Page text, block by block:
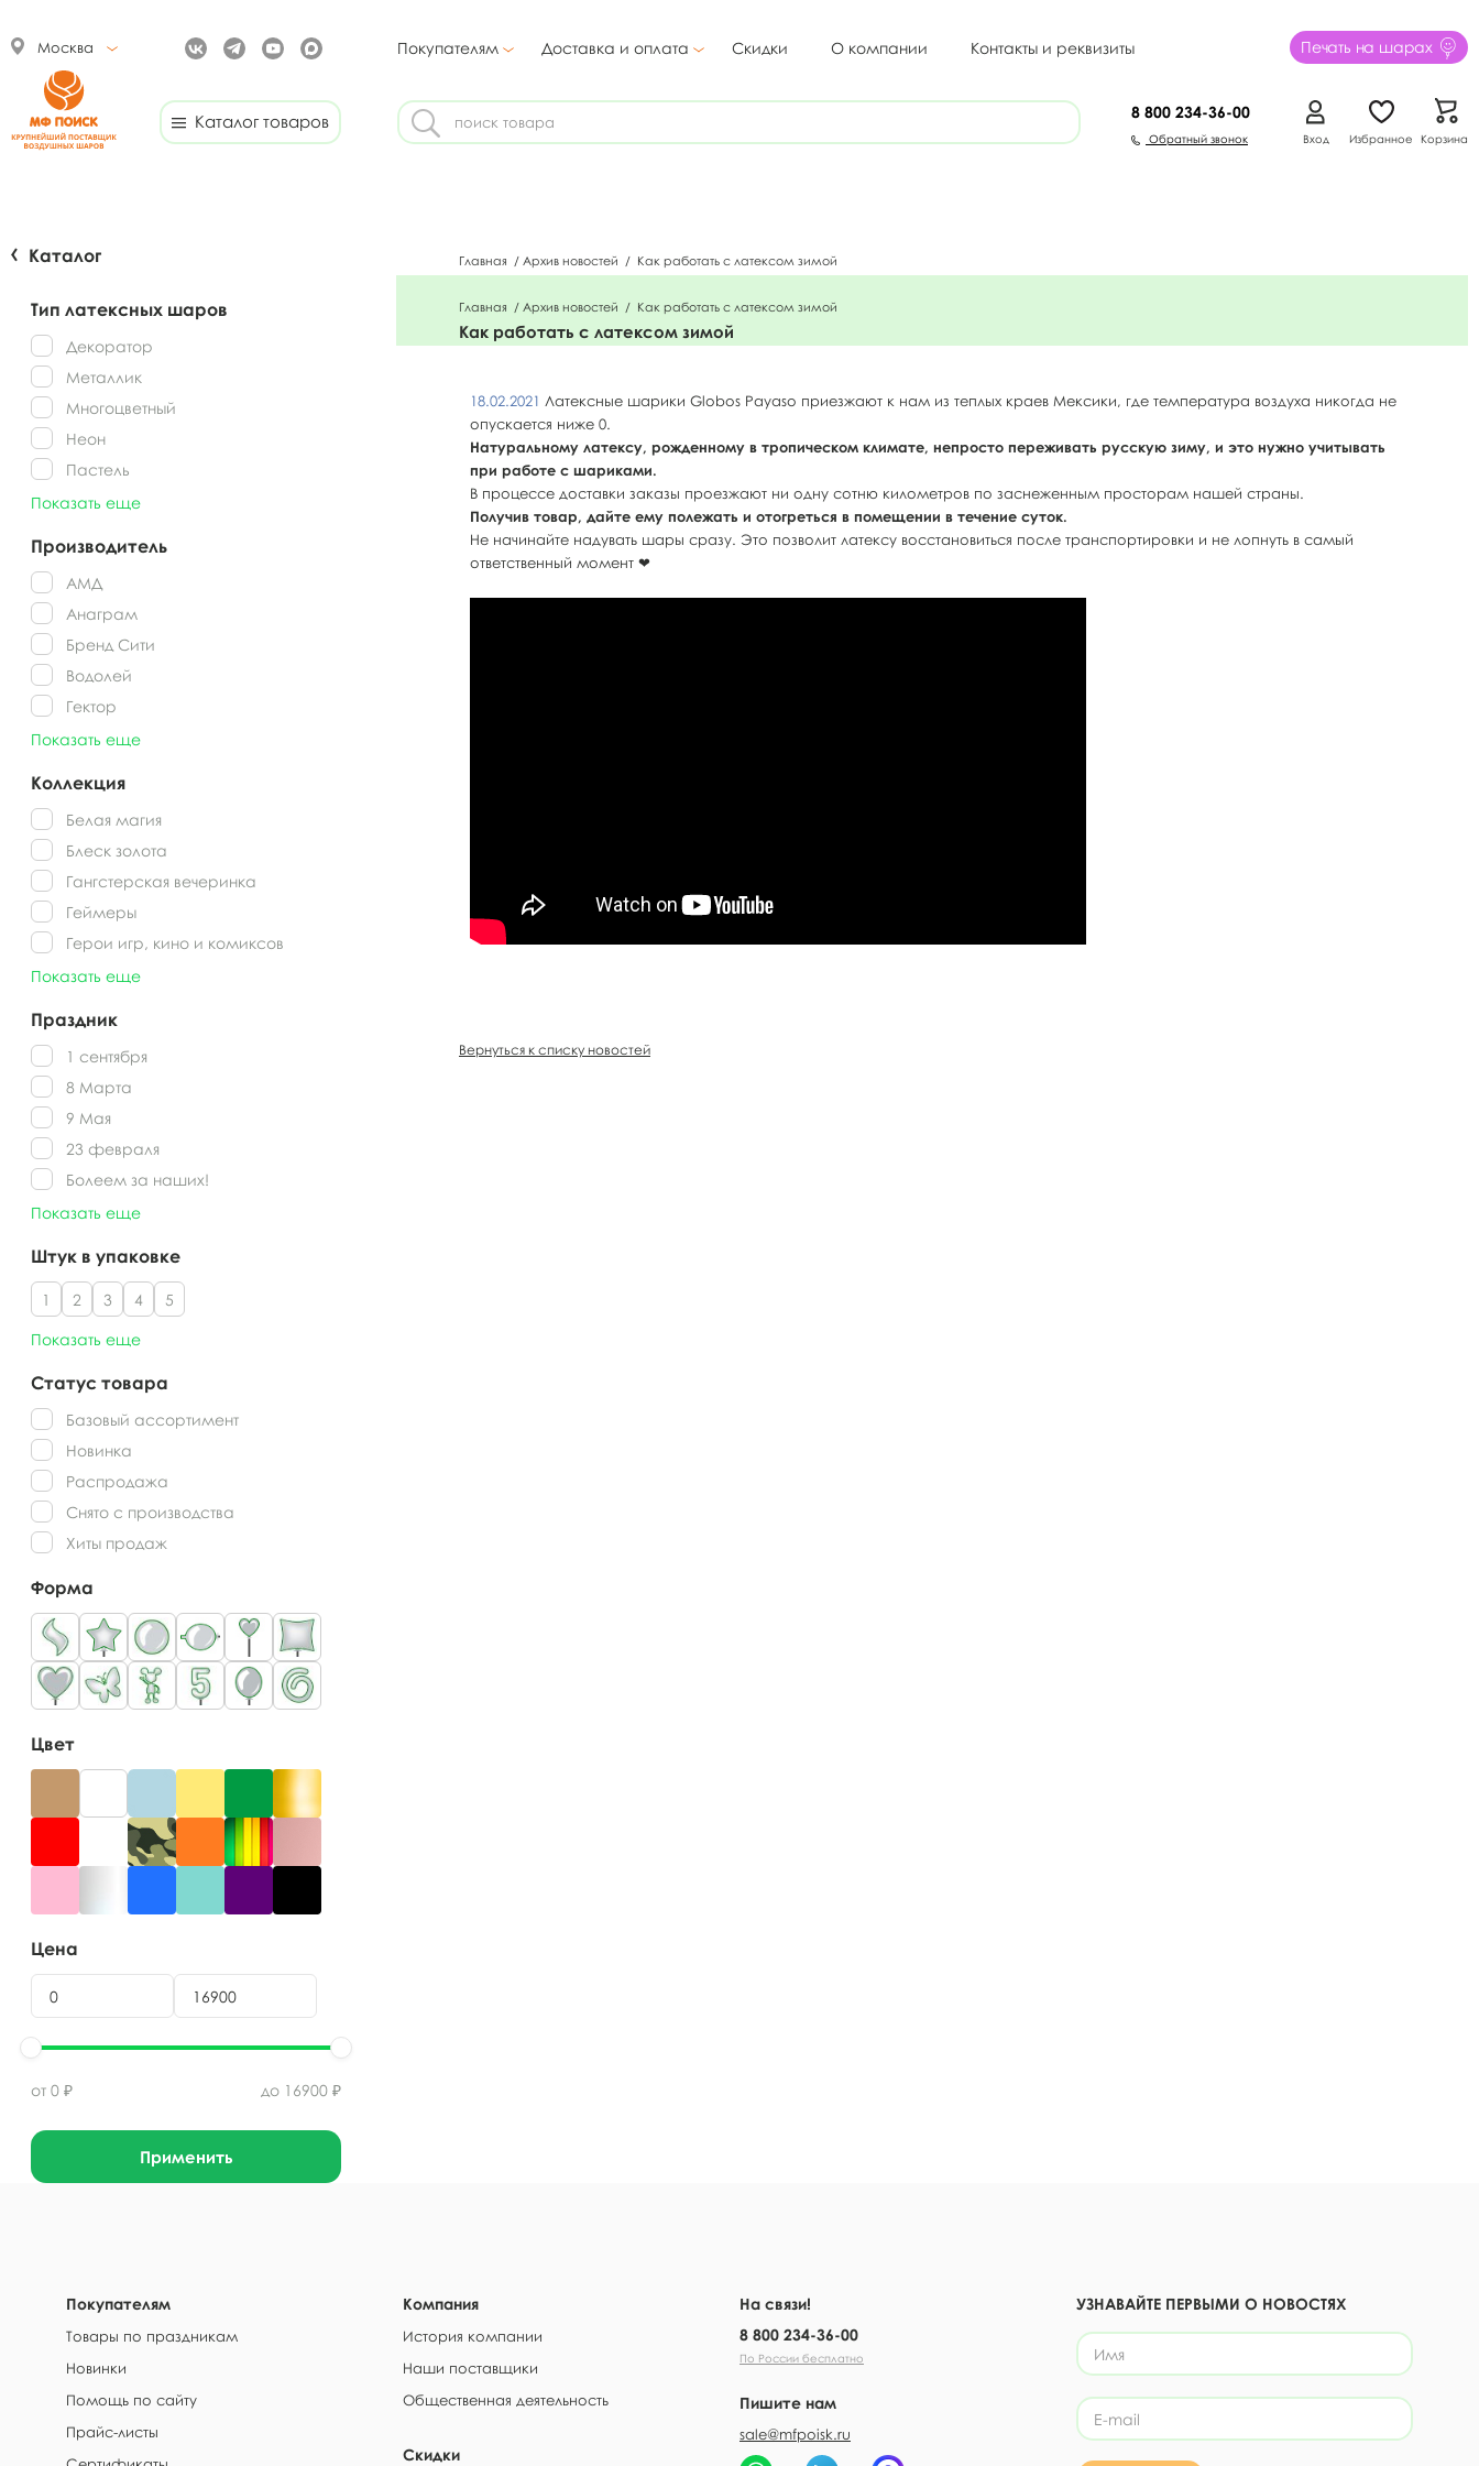
Москва Покупателям Доставка и оплата Скидки О компании Контакты и реквизиты Печать на шарах
Каталог товаров 8 800 234-36-00
Обратный звонок Вход Избранное Корзина
Каталог
Тип латексных шаров
Декоратор
Металлик
Многоцветный
Неон
Пастель
Показать еще
Производитель
АМД
Анаграм
Бренд Сити
Водолей
Гектор
Показать еще
Коллекция
Белая магия
Блеск золота
Гангстерская вечеринка
Геймеры
Герои игр, кино и комиксов
Показать еще
Праздник
1 сентября
8 Марта
9 Мая
23 февраля
Болеем за наших!
Показать еще
Штук в упаковке
1 2 3 4 5
Показать еще
Статус товара
Базовый ассортимент
Новинка
Распродажа
Снято с производства
Хиты продаж
Форма
Цвет
Цена
от 0 ₽ до 16900 ₽
Применить
Главная / Архив новостей / Как работать с латексом зимой
Главная / Архив новостей / Как работать с латексом зимой
Как работать с латексом зимой
18.02.2021 Латексные шарики Globos Payaso приезжают к нам из теплых краев Мексики, где температура воздуха никогда не
опускается ниже 0.
Натуральному латексу, рожденному в тропическом климате, непросто переживать русскую зиму, и это нужно учитывать
при работе с шариками.
В процессе доставки заказы проезжают ни одну сотню километров по заснеженным просторам нашей страны.
Получив товар, дайте ему полежать и отогреться в помещении в течение суток.
Не начинайте надувать шары сразу. Это позволит латексу восстановиться после транспортировки и не лопнуть в самый
ответственный момент ❤
Вернуться к списку новостей
Покупателям
Товары по праздникам
Новинки
Помощь по сайту
Прайс-листы
Компания
История компании
Наши поставщики
Общественная деятельность
Скидки
На связи!
8 800 234-36-00
По России бесплатно
Пишите нам
sale@mfpoisk.ru
УЗНАВАЙТЕ ПЕРВЫМИ О НОВОСТЯХ